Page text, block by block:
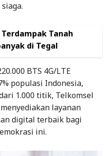
Terdampak Tanah
di Tegal
BTS 4G/LTE
populasi Indonesia,
1.000 titik, Telkomsel
layanan
digital terbaik bagi
ini.